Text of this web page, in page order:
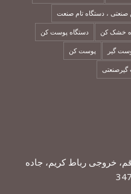
، دستگاه تام صنعت
خشک کن دستگاه پوست کن
گیر پوست کن
تهران-قم، خروجی رباط کریم، جاده